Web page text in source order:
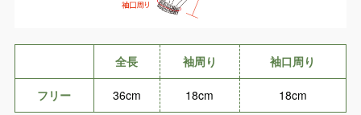
全長 袖周り 袖口周り
フリー 36cm 18cm 18cm